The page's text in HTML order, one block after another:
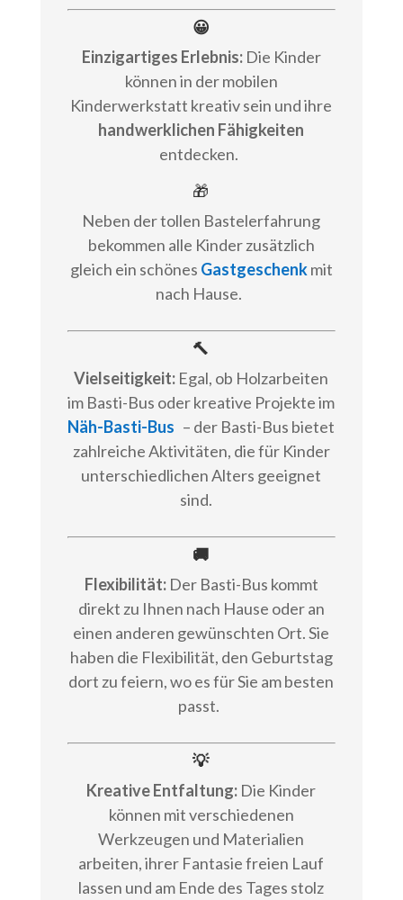
😀
Einzigartiges Erlebnis:Die Kinder
können in der mobilen
Kinderwerkstatt kreativ sein und ihre
handwerklichen Fähigkeiten
entdecken.
🎁
Neben der tollen Bastelerfahrung
bekommen alle Kinder zusätzlich
gleich ein schönes Gastgeschenkmit
nach Hause.
🔨
Vielseitigkeit: Egal, ob Holzarbeiten
im Basti-Bus oder kreative Projekte im
Näh-Basti-Bus – der Basti-Bus bietet
zahlreiche Aktivitäten, die für Kinder
unterschiedlichen Alters geeignet
sind.
🚚
Flexibilität:Der Basti-Bus kommt
direkt zu Ihnen nach Hause oder an
einen anderen gewünschten Ort. Sie
haben die Flexibilität, den Geburtstag
dort zu feiern, wo es für Sie am besten
passt.
💡
Kreative Entfaltung: Die Kinder
können mit verschiedenen
Werkzeugen und Materialien
arbeiten, ihrer Fantasie freien Lauf
lassen und am Ende des Tages stolz